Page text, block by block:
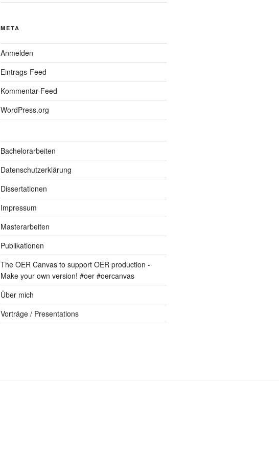
META
Anmelden
Eintrags-Feed
Kommentar-Feed
WordPress.org
Bachelorarbeiten
Datenschutzerklärung
Dissertationen
Impressum
Masterarbeiten
Publikationen
The OER Canvas to support OER production -
Make your own version! #oer #oercanvas
Über mich
Vorträge / Presentations